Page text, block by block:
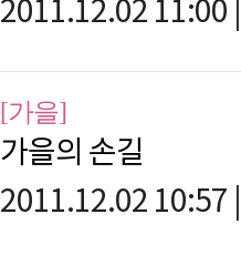
2011.12.02 11:00
[가을]
가을의 손길
2011.12.02 10:57